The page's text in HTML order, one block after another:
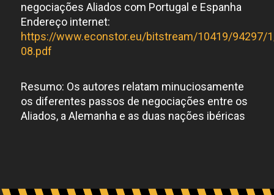
negociações Aliados com Portugal e Espanha
Endereço internet:
https://www.econstor.eu/bitstream/10419/94297/
08.pdf
Resumo: Os autores relatam minuciosamente
os diferentes passos de negociações entre os
Aliados, a Alemanha e as duas nações ibéricas